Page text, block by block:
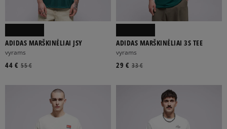
ADIDAS MARŠKINĖLIAI JSY
vyrams
55 €
44 €
ADIDAS MARŠKINĖLIAI 3S TEE
vyrams
33 €
29 €